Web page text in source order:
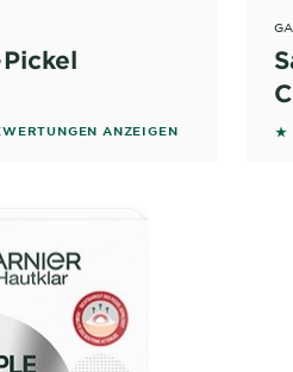
on reviewsANZEIGEN